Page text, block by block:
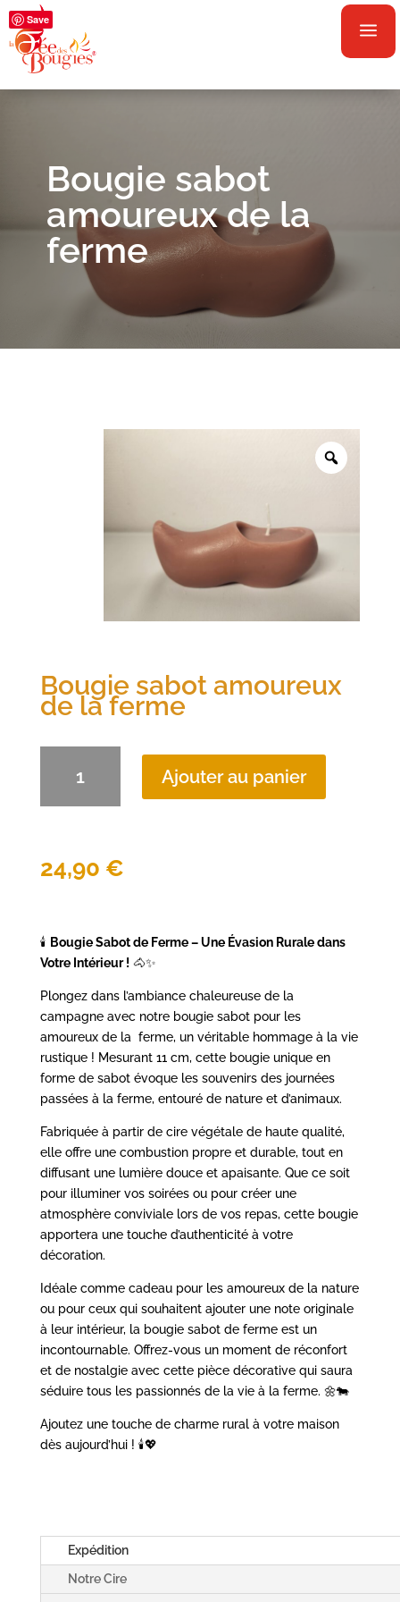
a
Save
Bougie sabot
amoureux de la
ferme
Bougie sabot amoureux
de la ferme
la
Ajouter au panier
24,90 €
🕯️ Bougie Sabot de Ferme – Une Évasion Rurale dans
Votre Intérieur !🐴✨
Plongez dans l’ambiance chaleureuse de la
campagne avec notre bougie sabot pour les
amoureux de la ferme, un véritable hommage à la vie
rustique ! Mesurant 11 cm, cette bougie unique en
forme de sabot évoque les souvenirs des journées
passées à la ferme, entouré de nature et d’animaux.
Fabriquée à partir de cire végétale de haute qualité,
elle offre une combustion propre et durable, tout en
diffusant une lumière douce et apaisante. Que ce soit
pour illuminer vos soirées ou pour créer une
atmosphère conviviale lors de vos repas, cette bougie
apportera une touche d’authenticité à votre
décoration.
Idéale comme cadeau pour les amoureux de la nature
ou pour ceux qui souhaitent ajouter une note originale
à leur intérieur, la bougie sabot de ferme est un
incontournable. Offrez-vous un moment de réconfort
et de nostalgie avec cette pièce décorative qui saura
séduire tous les passionnés de la vie à la ferme. 🌼🐄
Ajoutez une touche de charme rural à votre maison
dès aujourd’hui ! 🕯️💖
Expédition
Notre Cire